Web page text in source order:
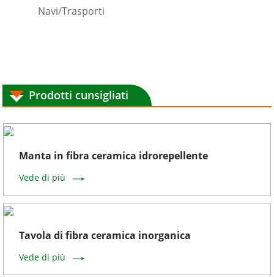
Navi/Trasporti
Prodotti cunsigliati
Manta in fibra ceramica idrorepellente
Vede di più
Tavola di fibra ceramica inorganica
Vede di più